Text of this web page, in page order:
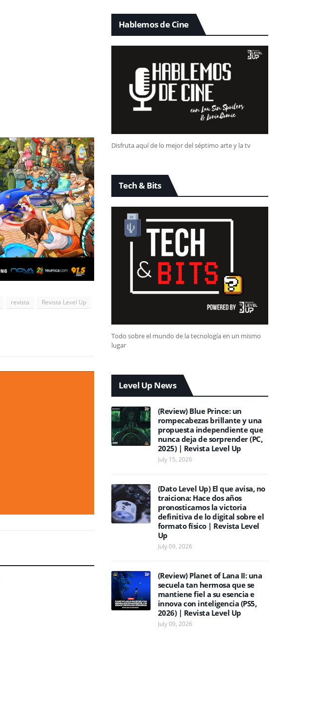
revista Revista Level Up
Hablemos de Cine
Disfruta aquí de lo mejor del séptimo arte y la tv
Tech & Bits
Todo sobre el mundo de la tecnología en un mismo
lugar
Level Up News
(Review) Blue Prince: un
rompecabezas brillante y una
propuesta independiente que
nunca deja de sorprender (PC,
2025) | Revista Level Up
July 15, 2026
(Dato Level Up) El que avisa, no
traiciona: Hace dos años
pronosticamos la victoria
definitiva de lo digital sobre el
formato físico | Revista Level
Up
July 09, 2026
(Review) Planet of Lana II: una
secuela tan hermosa que se
mantiene fiel a su esencia e
innova con inteligencia (PS5,
2026) | Revista Level Up
July 09, 2026